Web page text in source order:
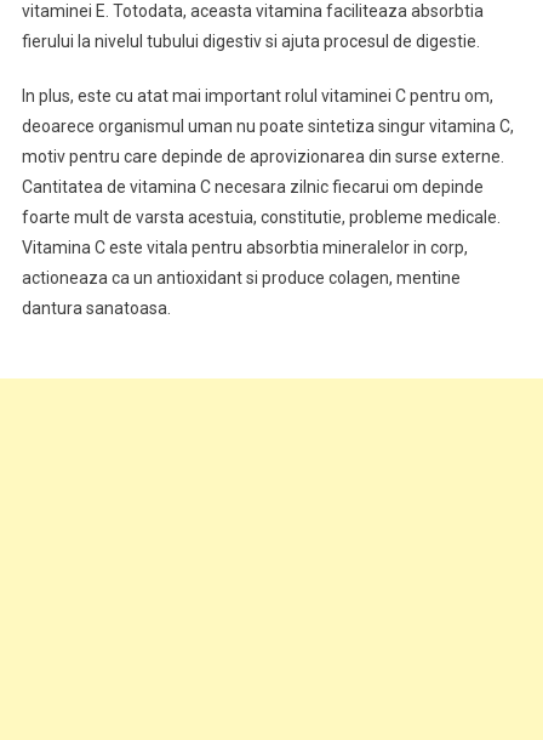
vitaminei E. Totodata, aceasta vitamina faciliteaza absorbtia
fierului la nivelul tubului digestiv si ajuta procesul de digestie.
In plus, este cu atat mai important rolul vitaminei C pentru om,
deoarece organismul uman nu poate sintetiza singur vitamina C,
motiv pentru care depinde de aprovizionarea din surse externe.
Cantitatea de vitamina C necesara zilnic fiecarui om depinde
foarte mult de varsta acestuia, constitutie, probleme medicale.
Vitamina C este vitala pentru absorbtia mineralelor in corp,
actioneaza ca un antioxidant si produce colagen, mentine
dantura sanatoasa.